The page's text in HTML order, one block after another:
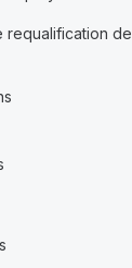
requalification de